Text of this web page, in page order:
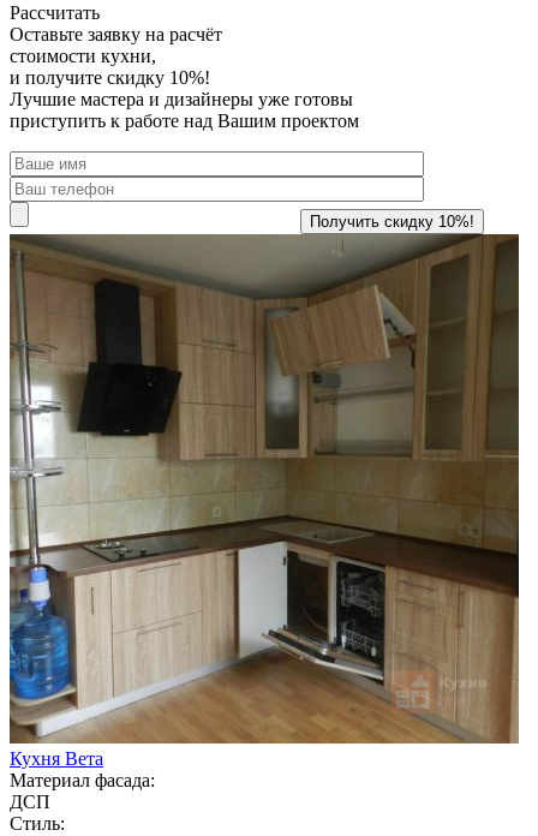
Рассчитать
Оставьте заявку на расчёт
стоимости кухни,
и получите скидку 10%!
Лучшие мастера и дизайнеры уже готовы
приступить к работе над Вашим проектом
Кухня Вета
Материал фасада:
ДСП
Стиль: